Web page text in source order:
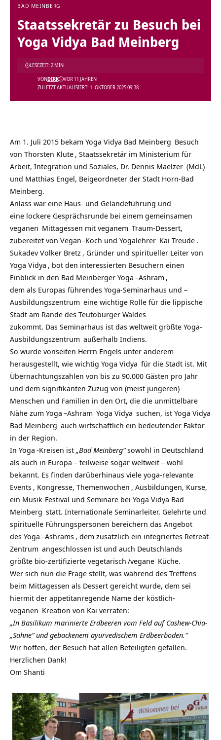
BAD MEINBERG
Staatssekretär zu Besuch bei
Yoga Vidya Bad Meinberg
ZULETZT AKTUALISIERT: 1. OKTOBER 2025 09:38
VONDIRK VOR 11 JAHREN
LESEZEIT: 2 MIN
Am 1. Juli 2015 bekam Yoga Vidya Bad Meinberg Besuch
von Thorsten Klute , Staatssekretär im Ministerium für
Arbeit, Integration und Soziales, Dr. Dennis Maelzer (MdL)
und Matthias Engel, Beigeordneter der Stadt Horn-Bad
Meinberg.
Anlass war eine Haus- und Geländeführung und
eine lockere Gesprächsrunde bei einem gemeinsamen
veganen Mittagessen mit veganem Traum-Dessert,
zubereitet von Vegan -Koch und Yogalehrer Kai Treude .
Sukadev Volker Bretz , Gründer und spiritueller Leiter von
Yoga Vidya , bot den interessierten Besuchern einen
Einblick in den Bad Meinberger Yoga –Ashram ,
dem als Europas führendes Yoga-Seminarhaus und –
Ausbildungszentrum eine wichtige Rolle für die lippische
Stadt am Rande des Teutoburger Waldes
zukommt. Das Seminarhaus ist das weltweit größte Yoga-
Ausbildungszentrum außerhalb Indiens.
So wurde vonseiten Herrn Engels unter anderem
herausgestellt, wie wichtig Yoga Vidya für die Stadt ist. Mit
Übernachtungszahlen von bis zu 90.000 Gästen pro Jahr
und dem signifikanten Zuzug von (meist jüngeren)
Menschen und Familien in den Ort, die die unmittelbare
Nähe zum Yoga –Ashram Yoga Vidya suchen, ist Yoga Vidya
Bad Meinberg auch wirtschaftlich ein bedeutender Faktor
in der Region.
In Yoga -Kreisen ist „Bad Meinberg“sowohl in Deutschland
als auch in Europa – teilweise sogar weltweit – wohl
bekannt. Es finden darüberhinaus viele yoga-relevante
Events , Kongresse, Themenwochen , Ausbildungen, Kurse,
ein Musik-Festival und Seminare bei Yoga Vidya Bad
Meinberg statt. Internationale Seminarleiter, Gelehrte und
spirituelle Führungspersonen bereichern das Angebot
des Yoga –Ashrams , dem zusätzlich ein integriertes Retreat-
Zentrum angeschlossen ist und auch Deutschlands
größte bio-zertifizierte vegetarisch /vegane Küche.
Wer sich nun die Frage stellt, was während des Treffens
beim Mittagessen als Dessert gereicht wurde, dem sei
hiermit der appetitanregende Name der köstlich-
veganen Kreation von Kai verraten:
„In Basilikum marinierte Erdbeeren vom Feld auf Cashew-Chia-
„Sahne“ und gebackenem ayurvedischem Erdbeerboden.“
Wir hoffen, der Besuch hat allen Beteiligten gefallen.
Herzlichen Dank!
Om Shanti